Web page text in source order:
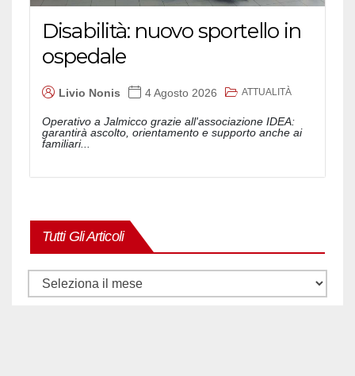
Disabilità: nuovo sportello in
ospedale
Livio Nonis 4 Agosto 2026 ATTUALITÀ
Operativo a Jalmicco grazie all'associazione IDEA:
garantirà ascolto, orientamento e supporto anche ai
familiari...
Tutti Gli Articoli
Tutti